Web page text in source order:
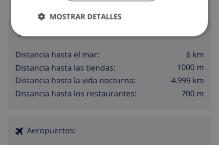
Distancia hasta el mar:
6 km
Distancia hasta las tiendas:
1000 m
Distancia hasta la vida nocturna:
4.999 km
Distancia hasta los restaurantes:
700 m
Aeropuertos:
MOSTRAR DETALLES